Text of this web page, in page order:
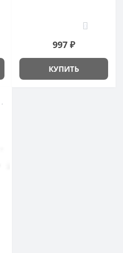
997 ₽
КУПИТЬ